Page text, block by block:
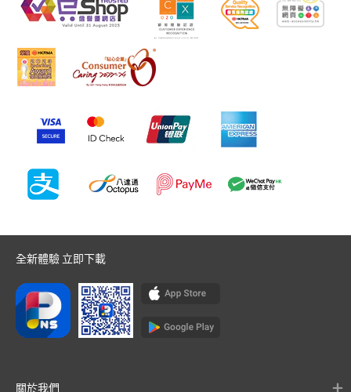
全新體驗 立即下載
關於我們